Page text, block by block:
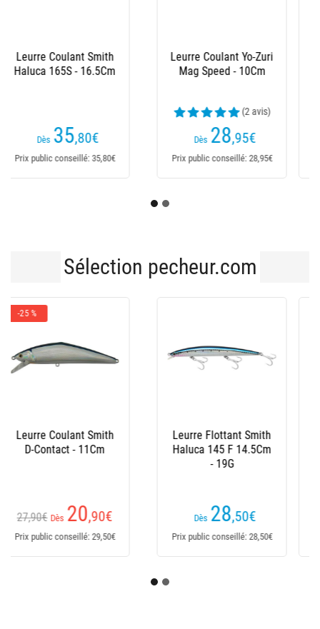
Leurre Coulant Tackle
House K-Ten Blue
Dès 30,95
Prix public conseillé: 34,90€
Leurre Flottant Duo
Tide Minnow Slim 175
(7 avis)
Dès 29,95
Prix public conseillé: 31,20€
Sélection pecheur.com
Leurre Coulant Smith
Wavy - 8.5Cm
Dès 18,95€
Prix public conseillé: 18,95€
Leurre Coulant Smith
D-Contact Salwater -
8.5Cm
Dès 22,50
Prix public conseillé: 25,60€